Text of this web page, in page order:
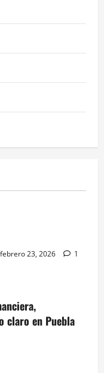
febrero 23, 2026 1
claro en Puebla